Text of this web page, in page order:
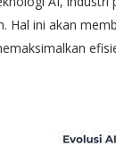
Hal ini akan